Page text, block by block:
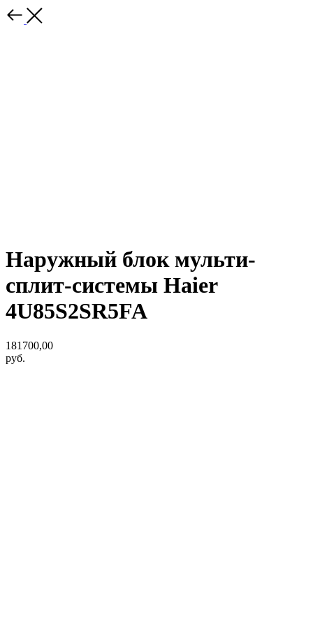
Наружный блок мульти-
сплит-системы Haier
4U85S2SR5FA
181700,00
руб.